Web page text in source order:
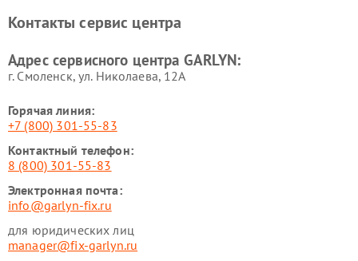
стеклоочистителей GARLYN
GARLYN
GARLYN
Контакты сервис центра
Адрес сервисного центра GARLYN:
г. Смоленск, ул. Николаева, 12А
Горячая линия:
+7 (800) 301-55-83
Контактный телефон:
8 (800) 301-55-83
Электронная почта:
info@garlyn-fix.ru
для юридических лиц
manager@fix-garlyn.ru